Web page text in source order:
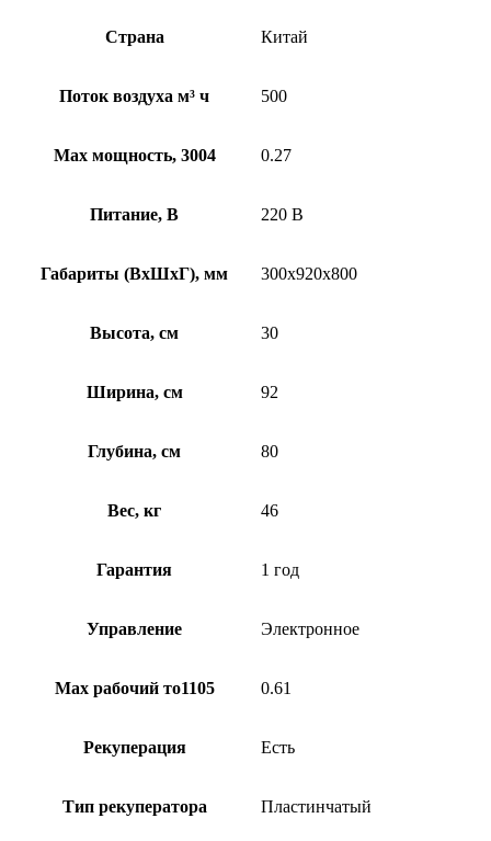
Страна Китай
Поток воздуха м³ ч 500
Max мощность, 3004 0.27
Питание, В 220 В
Габариты (ВхШхГ), мм 300x920x800
Высота, см 30
Ширина, см 92
Глубина, см 80
Вес, кг 46
Гарантия 1 год
Управление Электронное
Max рабочий то1105 0.61
Рекуперация Есть
Тип рекуператора Пластинчатый